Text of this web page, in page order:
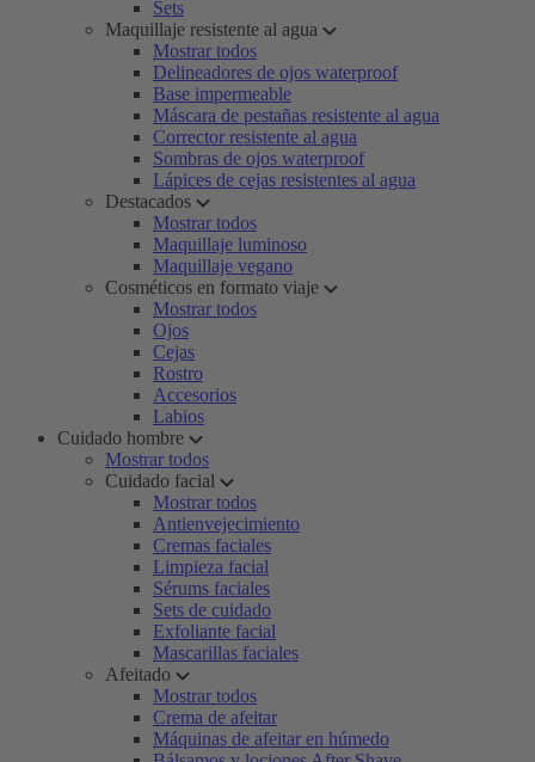
Sets
Maquillaje resistente al agua
Mostrar todos
Delineadores de ojos waterproof
Base impermeable
Máscara de pestañas resistente al agua
Corrector resistente al agua
Sombras de ojos waterproof
Lápices de cejas resistentes al agua
Destacados
Mostrar todos
Maquillaje luminoso
Maquillaje vegano
Cosméticos en formato viaje
Mostrar todos
Ojos
Cejas
Rostro
Accesorios
Labios
Cuidado hombre
Mostrar todos
Cuidado facial
Mostrar todos
Antienvejecimiento
Cremas faciales
Limpieza facial
Sérums faciales
Sets de cuidado
Exfoliante facial
Mascarillas faciales
Afeitado
Mostrar todos
Crema de afeitar
Máquinas de afeitar en húmedo